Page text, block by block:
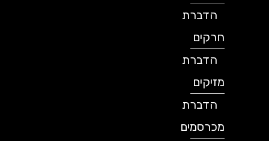
הדברת
חרקים
הדברת
מזיקים
הדברת
מכרסמים